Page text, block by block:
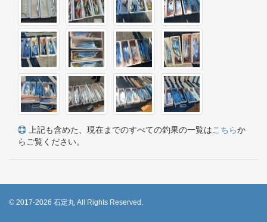
上記も含めた、現在までのすべての釣果の一覧はこちらか
らご覧ください。
© 2017-2026 石定丸 All Rights Reserved.